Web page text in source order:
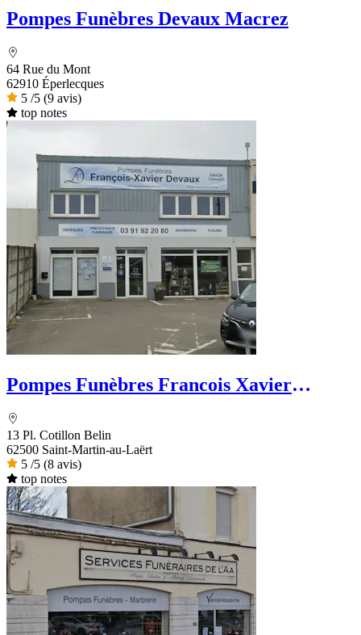
Pompes Funèbres Devaux Macrez
64 Rue du Mont
62910 Éperlecques
5 /5 (9 avis)
top notes
Pompes Funèbres Francois Xavier
13 Pl. Cotillon Belin
62500 Saint-Martin-au-Laërt
5 /5 (8 avis)
top notes